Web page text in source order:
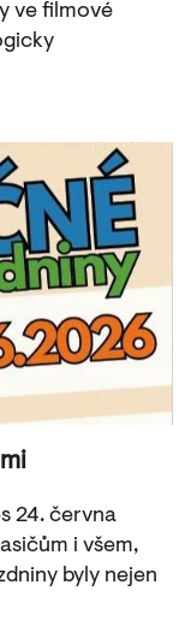
ve filmové
24. června
i všem,
byly nejen